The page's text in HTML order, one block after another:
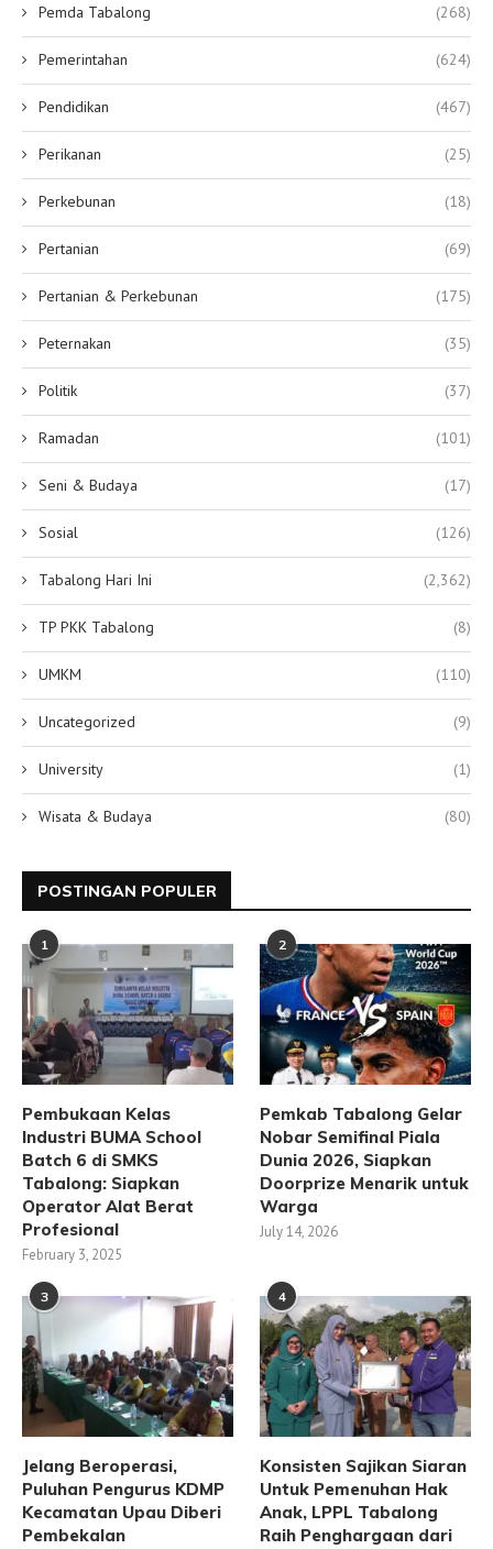
Pemda Tabalong (268)
Pemerintahan (624)
Pendidikan (467)
Perikanan (25)
Perkebunan (18)
Pertanian (69)
Pertanian & Perkebunan (175)
Peternakan (35)
Politik (37)
Ramadan (101)
Seni & Budaya (17)
Sosial (126)
Tabalong Hari Ini (2,362)
TP PKK Tabalong (8)
UMKM (110)
Uncategorized (9)
University (1)
Wisata & Budaya (80)
POSTINGAN POPULER
1
Pembukaan Kelas
Industri BUMA School
Batch 6 di SMKS
Tabalong: Siapkan
Operator Alat Berat
Profesional
February 3, 2025
2
Pemkab Tabalong Gelar
Nobar Semifinal Piala
Dunia 2026, Siapkan
Doorprize Menarik untuk
Warga
July 14, 2026
3
Jelang Beroperasi,
Puluhan Pengurus KDMP
Kecamatan Upau Diberi
Pembekalan
4
Konsisten Sajikan Siaran
Untuk Pemenuhan Hak
Anak, LPPL Tabalong
Raih Penghargaan dari